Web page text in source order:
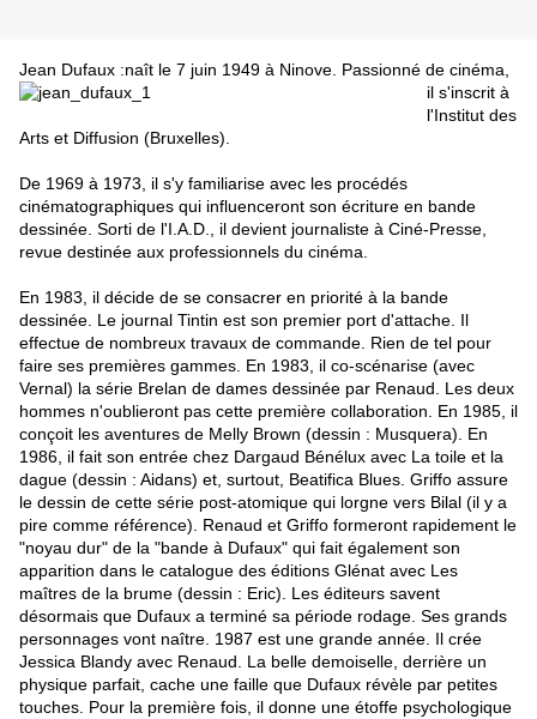
Jean Dufaux :naît le 7 juin 1949 à Ninove. Passionné de cinéma,
il s'inscrit à
l'Institut des
Arts et Diffusion (Bruxelles).
De 1969 à 1973, il s'y familiarise avec les procédés
cinématographiques qui influenceront son écriture en bande
dessinée. Sorti de l'I.A.D., il devient journaliste à Ciné-Presse,
revue destinée aux professionnels du cinéma.
En 1983, il décide de se consacrer en priorité à la bande
dessinée. Le journal Tintin est son premier port d'attache. Il
effectue de nombreux travaux de commande. Rien de tel pour
faire ses premières gammes. En 1983, il co-scénarise (avec
Vernal) la série Brelan de dames dessinée par Renaud. Les deux
hommes n'oublieront pas cette première collaboration. En 1985, il
conçoit les aventures de Melly Brown (dessin : Musquera). En
1986, il fait son entrée chez Dargaud Bénélux avec La toile et la
dague (dessin : Aidans) et, surtout, Beatifica Blues. Griffo assure
le dessin de cette série post-atomique qui lorgne vers Bilal (il y a
pire comme référence). Renaud et Griffo formeront rapidement le
"noyau dur" de la "bande à Dufaux" qui fait également son
apparition dans le catalogue des éditions Glénat avec Les
maîtres de la brume (dessin : Eric). Les éditeurs savent
désormais que Dufaux a terminé sa période rodage. Ses grands
personnages vont naître. 1987 est une grande année. Il crée
Jessica Blandy avec Renaud. La belle demoiselle, derrière un
physique parfait, cache une faille que Dufaux révèle par petites
touches. Pour la première fois, il donne une étoffe psychologique